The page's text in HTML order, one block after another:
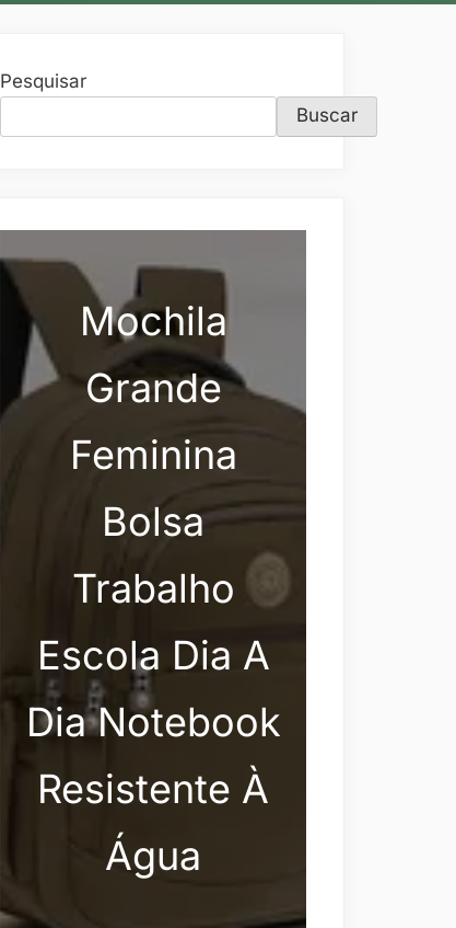
Pesquisar
Buscar
Mochila
Grande
Feminina
Bolsa
Trabalho
Escola Dia A
Dia Notebook
Resistente À
Água